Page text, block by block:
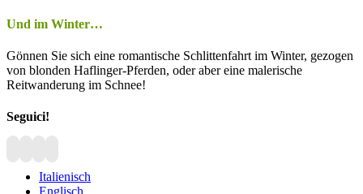
Und im Winter…
Gönnen Sie sich eine romantische Schlittenfahrt im Winter, gezogen
von blonden Haflinger-Pferden, oder aber eine malerische
Reitwanderung im Schnee!
Seguici!
Italienisch
Englisch